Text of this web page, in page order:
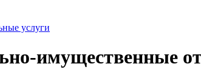
услуги
имущественные